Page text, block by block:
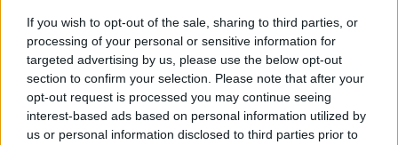
If you wish to opt-out of the sale, sharing to third parties, or
processing of your personal or sensitive information for
targeted advertising by us, please use the below opt-out
section to confirm your selection. Please note that after your
opt-out request is processed you may continue seeing
interest-based ads based on personal information utilized by
us or personal information disclosed to third parties prior to